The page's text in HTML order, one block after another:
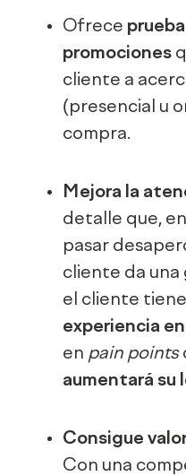
Ofrece
promociones
cliente a
(presencial u
compra.
Mejora la
detalle que,
pasar
cliente da una
el cliente
experiencia
en pain points
aumentará su
Consigue
Con una